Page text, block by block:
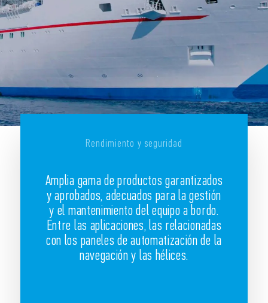
Rendimiento y seguridad
Amplia gama de productos garantizados
y aprobados, adecuados para la gestión
y el mantenimiento del equipo a bordo.
Entre las aplicaciones, las relacionadas
con los paneles de automatización de la
navegación y las hélices.